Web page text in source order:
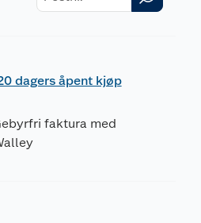
dagers åpent kjøp
faktura med